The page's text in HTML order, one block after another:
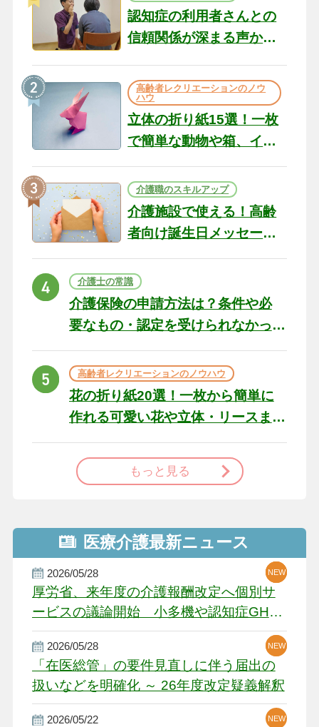
認知症の利用者さんとの
信頼関係が深まる声かけ
の現場から（22）
高齢者レクリエーションのノウ
ハウ
立体の折り紙15選！一枚
で簡単な動物や箱、イン
介護職のスキルアップ
介護施設で使える！高齢
者向け誕生日メッセージ
ト
介護士の常識
介護保険の申請方法は？条件や必
要なもの・認定を受けられなかっ
高齢者レクリエーションのノウハウ
花の折り紙20選！一枚から簡単に
作れる可愛い花や立体・リースま
もっと見る
医療介護最新ニュース
2026/05/28
厚労省、来年度の介護報酬改定へ個別サ
ービスの議論開始 小多機や認知症GH、
厳しい経営環境に危機感
NEW
NEW
NEW
2026/05/28
「在医総管」の要件見直しに伴う届出の
扱いなどを明確化 ～ 26年度改定疑義解釈
NEW
NEW
2026/05/22 NEW